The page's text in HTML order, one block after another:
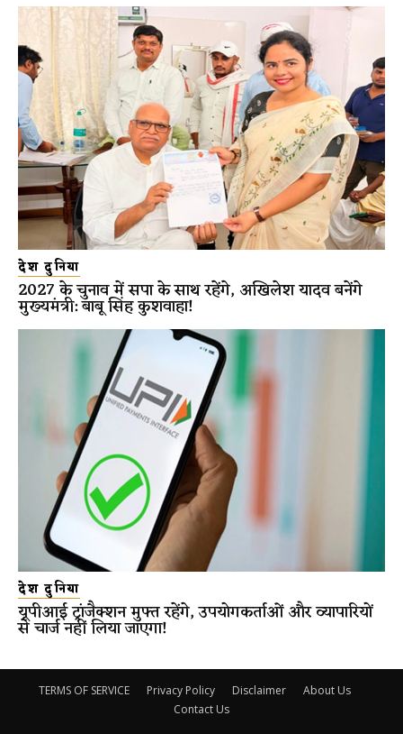
देश दुनिया
2027 के चुनाव में सपा के साथ रहेंगे, अखिलेश यादव बनेंगे
मुख्यमंत्री: बाबू सिंह कुशवाहा!
देश दुनिया
यूपीआई ट्रांजैक्शन मुफ्त रहेंगे, उपयोगकर्ताओं और व्यापारियों
से चार्ज नहीं लिया जाएगा!
TERMS OF SERVICE Privacy Policy Disclaimer
About Us
Contact Us